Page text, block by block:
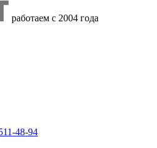
работаем с 2004 года
48-94